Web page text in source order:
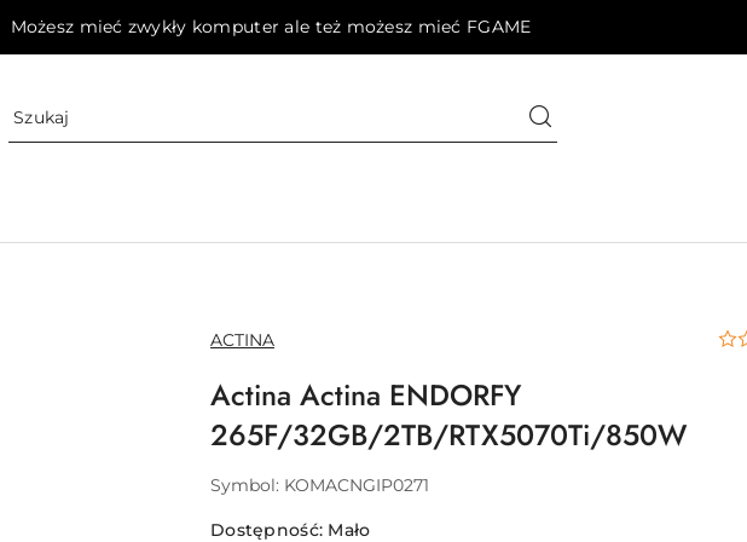
Możesz mieć zwykły komputer ale też możesz mieć FGAME
NAZWA
PRODUCENTA:
ACTINA
Actina Actina ENDORFY
265F/32GB/2TB/RTX5070Ti/850W
Symbol: KOMACNGIP0271
Dostępność: Mało